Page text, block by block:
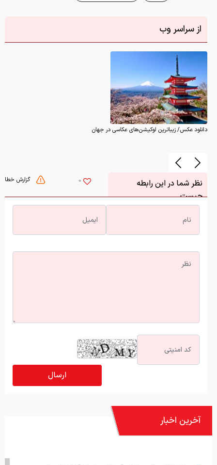
از سراسر وب
دانلود عکس/ زیباترین لوکیشن‌های عکاسی در جهان
گزارش خطا 0
نظر شما در این رابطه
چیست
آخرین اخبار